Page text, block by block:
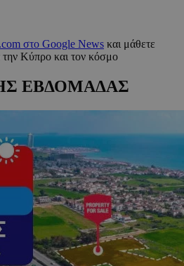
στο Google News και μάθετε
την Κύπρο και τον κόσμο
ΕΒΔΟΜΑΔΑΣ